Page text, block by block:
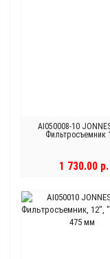
AI050008-10
Фильтросъемник
1 730.00 р.